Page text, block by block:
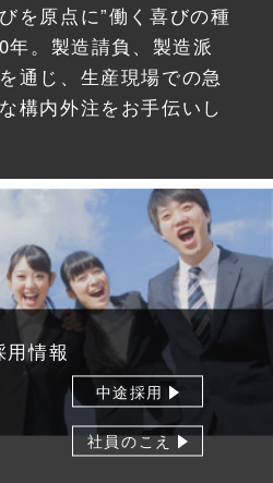
を原点に”働く喜びの種
年。製造請負、製造派
通じ、生産現場での急
構内外注をお手伝いし
用情報
中途採用
社員のこえ